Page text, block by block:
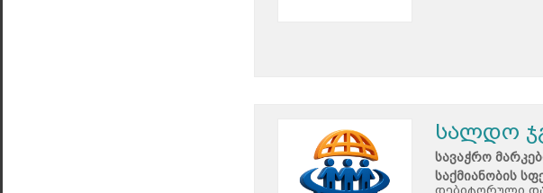
სალდო
სავაჭრო
საქმიანობის